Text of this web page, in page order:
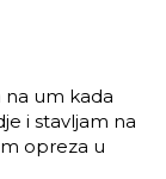
na um kada
i stavljam na
opreza u